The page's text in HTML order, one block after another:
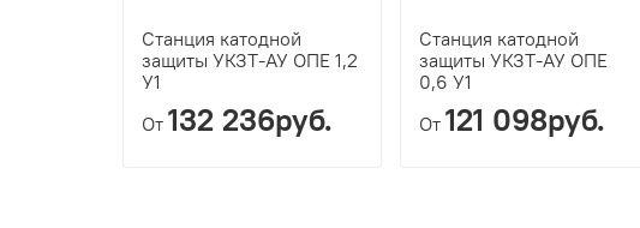
Станция катодной
защиты УКЗТ-АУ ОПЕ 1,2
У1
От 132 236руб.
Станция катодной
защиты УКЗТ-АУ ОПЕ
0,6 У1
От 121 098руб.